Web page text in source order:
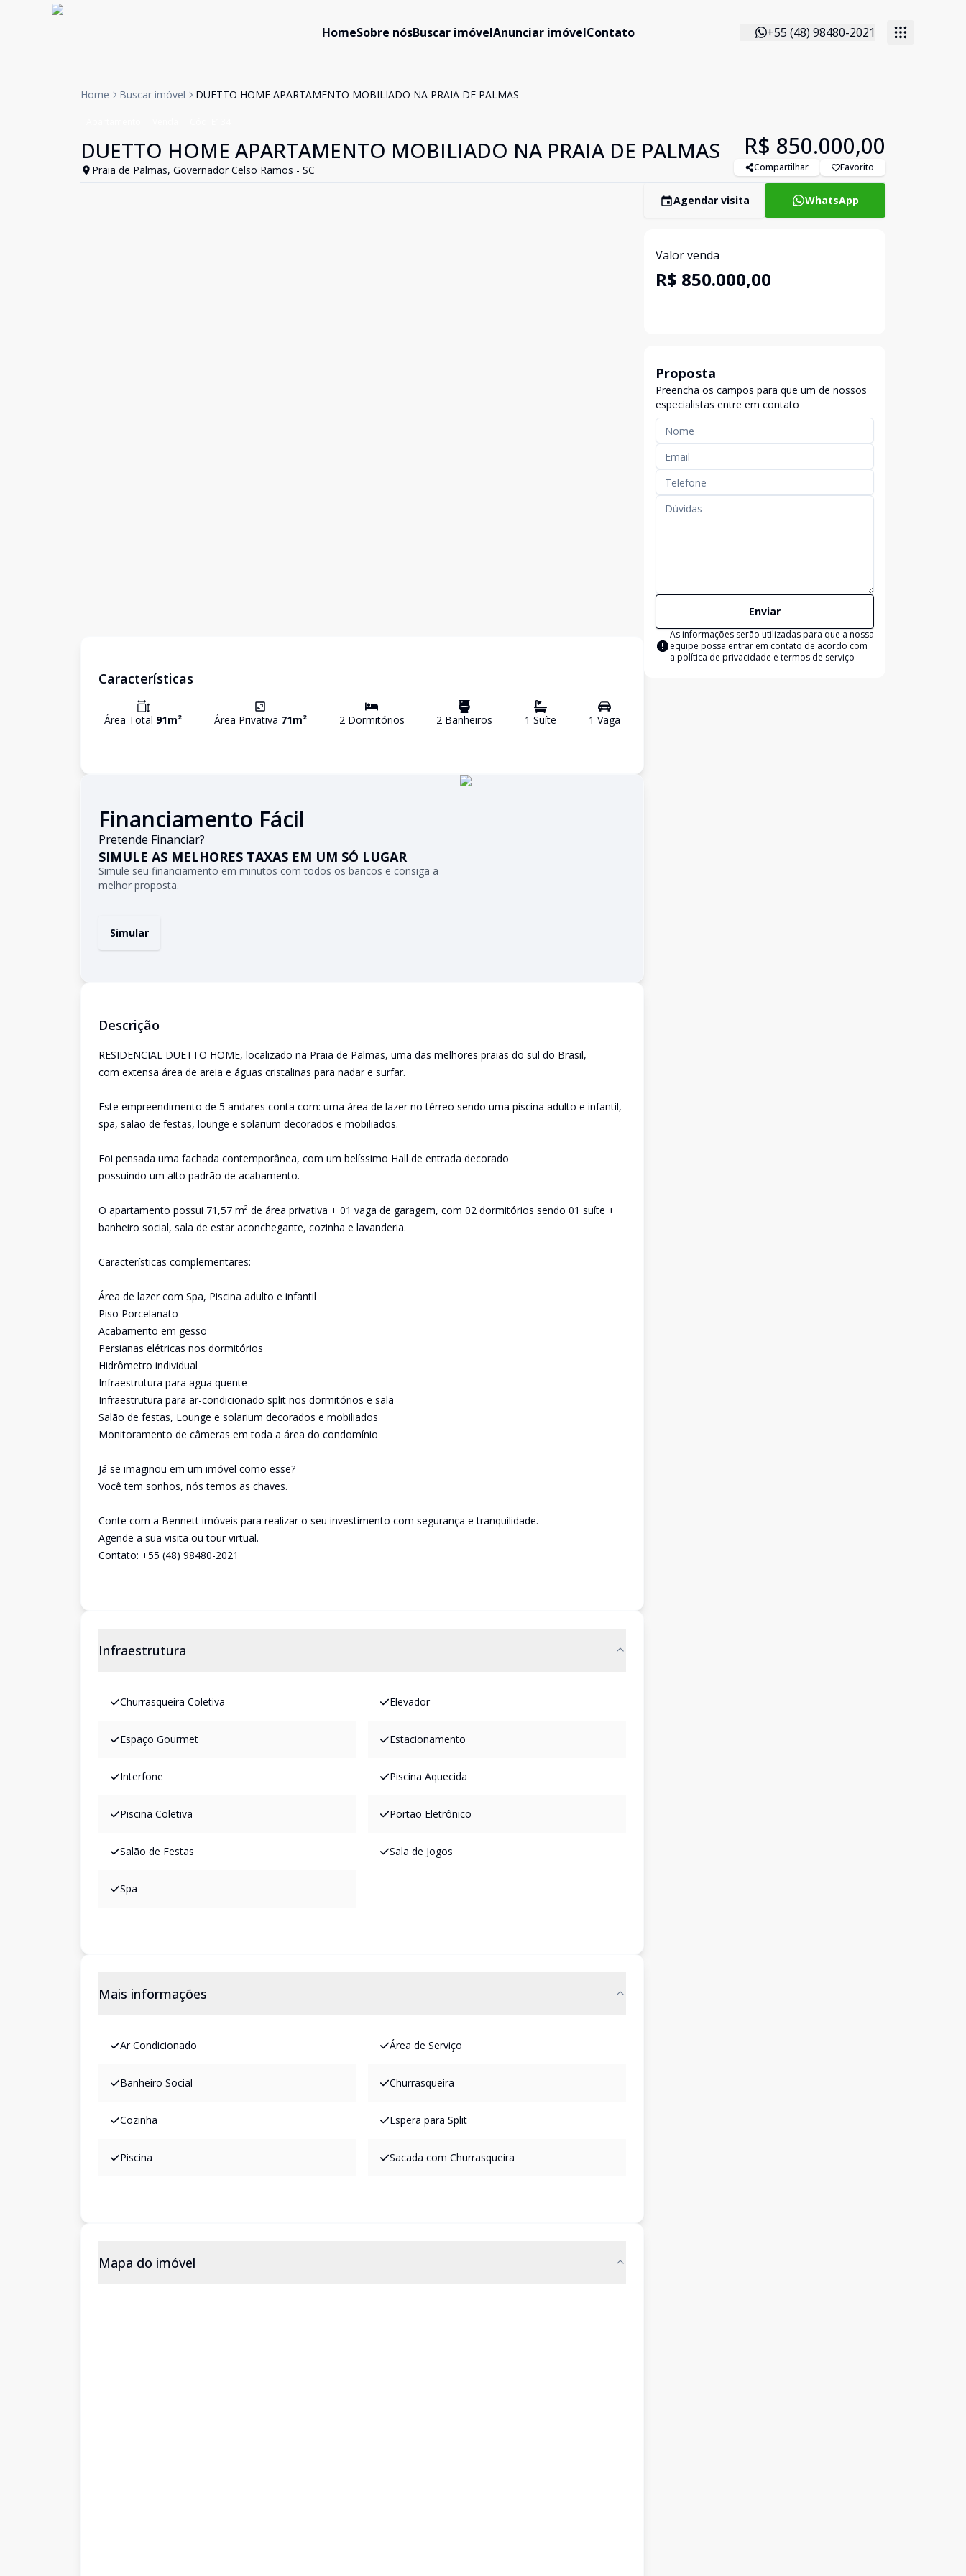
HomeSobre nósBuscar imóvelAnunciar imóvelContato +55 (48) 98480-2021
Home Buscar imóvel DUETTO HOME APARTAMENTO MOBILIADO NA PRAIA DE PALMAS
DUETTO HOME APARTAMENTO MOBILIADO NA PRAIA DE PALMAS
Praia de Palmas, Governador Celso Ramos - SC
R$ 850.000,00
Compartilhar Favorito
Características
Área Total 91m² Área Privativa 71m² 2Dormitórios 2 Banheiros 1 Suíte 1 Vaga
Financiamento Fácil
Pretende Financiar?
SIMULE AS MELHORES TAXAS EM UM SÓ LUGAR
Simule seu financiamento em minutos com todos os bancos e consiga a
melhor proposta.
Simular
Descrição
RESIDENCIAL DUETTO HOME, localizado na Praia de Palmas, uma das melhores praias do sul do Brasil,
com extensa área de areia e águas cristalinas para nadar e surfar.
Este empreendimento de 5 andares conta com: uma área de lazer no térreo sendo uma piscina adulto e infantil,
spa, salão de festas, lounge e solarium decorados e mobiliados.
Foi pensada uma fachada contemporânea, com um belíssimo Hall de entrada decorado
possuindo um alto padrão de acabamento.
O apartamento possui 71,57 m² de área privativa + 01 vaga de garagem, com 02 dormitórios sendo 01 suíte +
banheiro social, sala de estar aconchegante, cozinha e lavanderia.
Características complementares:
Área de lazer com Spa, Piscina adulto e infantil
Piso Porcelanato
Acabamento em gesso
Persianas elétricas nos dormitórios
Hidrômetro individual
Infraestrutura para agua quente
Infraestrutura para ar-condicionado split nos dormitórios e sala
Salão de festas, Lounge e solarium decorados e mobiliados
Monitoramento de câmeras em toda a área do condomínio
Já se imaginou em um imóvel como esse?
Você tem sonhos, nós temos as chaves.
Conte com a Bennett imóveis para realizar o seu investimento com segurança e tranquilidade.
Agende a sua visita ou tour virtual.
Contato: +55 (48) 98480-2021
Infraestrutura
Churrasqueira Coletiva Elevador
Espaço Gourmet Estacionamento
Interfone Piscina Aquecida
Piscina Coletiva Portão Eletrônico
Salão de Festas Sala de Jogos
Spa
Mais informações
Ar Condicionado Área de Serviço
Banheiro Social Churrasqueira
Cozinha Espera para Split
Piscina Sacada com Churrasqueira
Mapa do imóvel
Agendar visita WhatsApp
Valor venda
R$ 850.000,00
Proposta
Preencha os campos para que um de nossos
especialistas entre em contato
Enviar
As informações serão utilizadas para que a nossa
equipe possa entrar em contato de acordo com
a política de privacidade e termos de serviço